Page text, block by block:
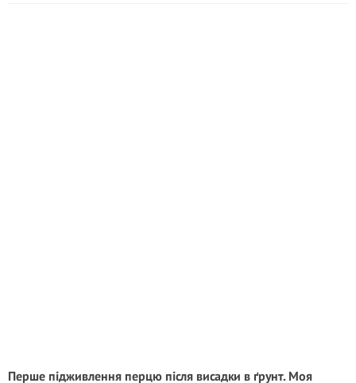
Перше підживлення перцю після висадки в ґрунт. Моя